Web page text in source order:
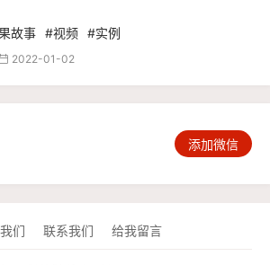
故事 #视频 #实例
2022-01-02
添加微信
们 联系我们 给我留言